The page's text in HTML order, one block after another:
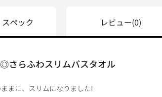
さらふわスリムバスタオル
まに、スリムになりました!
ペック レビュー(0)